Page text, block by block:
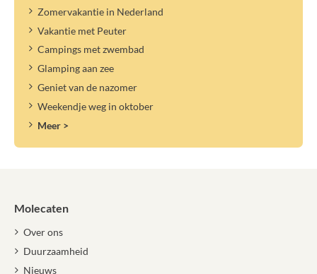
Zomervakantie in Nederland
Vakantie met Peuter
Campings met zwembad
Glamping aan zee
Geniet van de nazomer
Weekendje weg in oktober
Meer >
Molecaten
Over ons
Duurzaamheid
Nieuws